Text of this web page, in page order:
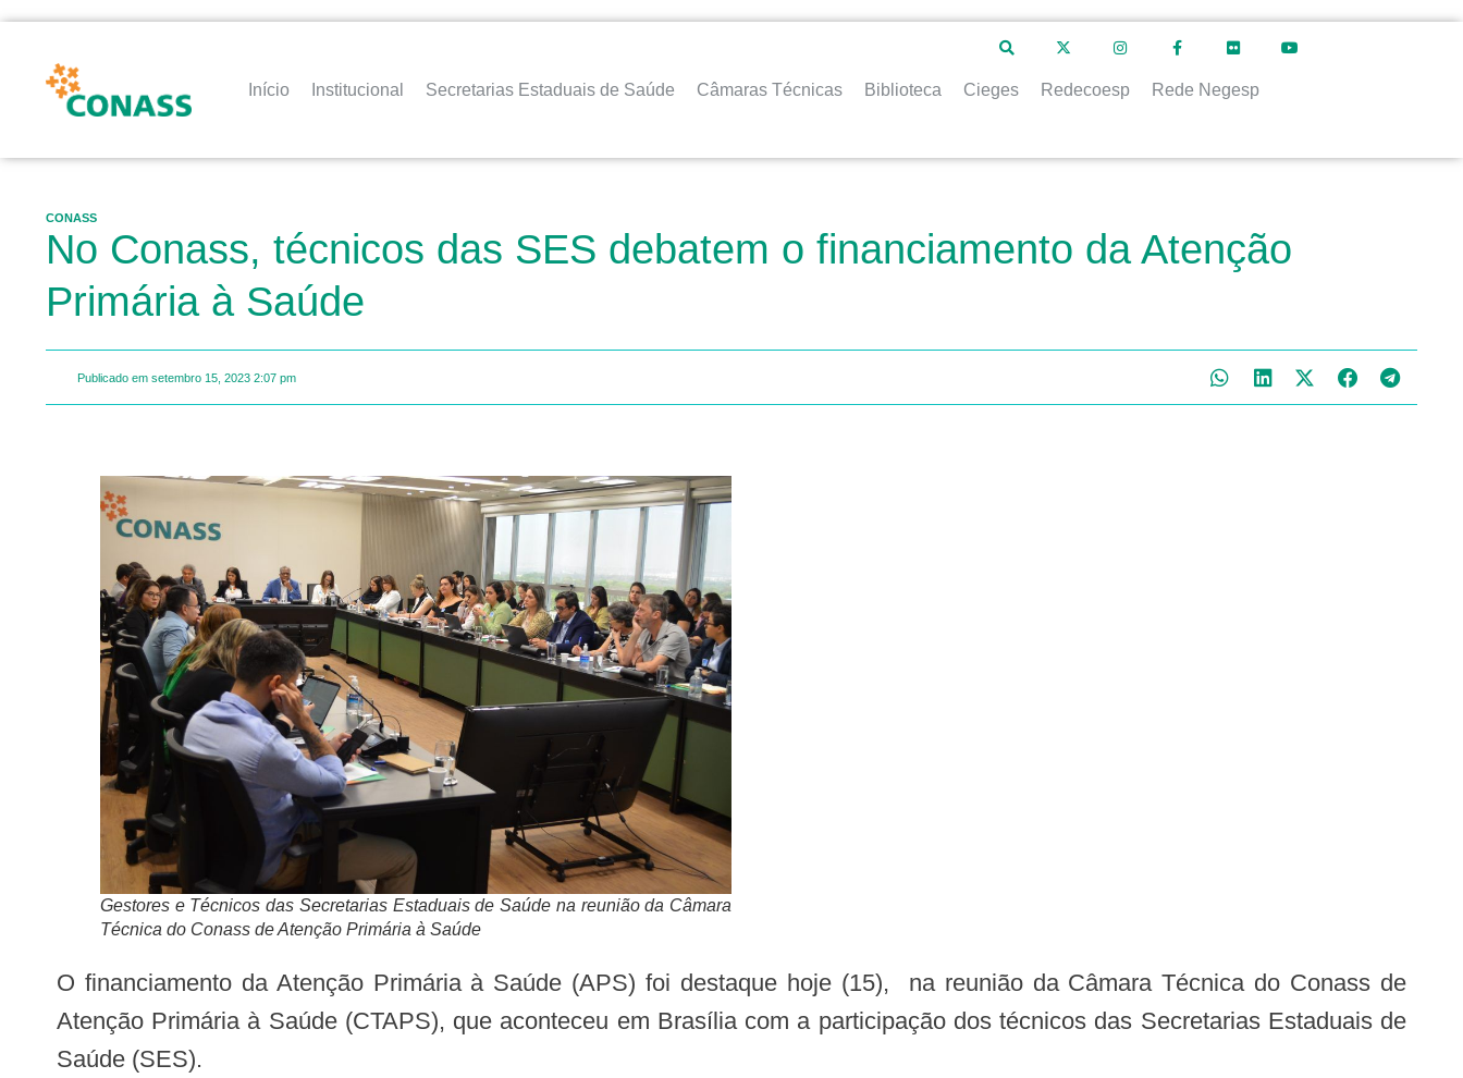
Início Institucional Secretarias Estaduais de Saúde Câmaras Técnicas Biblioteca Cieges Redecoesp Rede Negesp
CONASS
No Conass, técnicos das SES debatem o financiamento da Atenção
Primária à Saúde
Publicado em setembro 15, 2023 2:07 pm
Gestores e Técnicos das Secretarias Estaduais de Saúde na reunião da Câmara
Técnica do Conass de Atenção Primária à Saúde
O financiamento da Atenção Primária à Saúde (APS) foi destaque hoje (15), na reunião da Câmara Técnica do Conass de
Atenção Primária à Saúde (CTAPS), que aconteceu em Brasília com a participação dos técnicos das Secretarias Estaduais de
Saúde (SES).